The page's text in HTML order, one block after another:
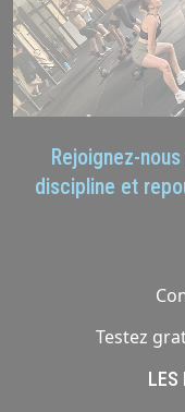
Rejoignez-
discipline et
Testez
LES